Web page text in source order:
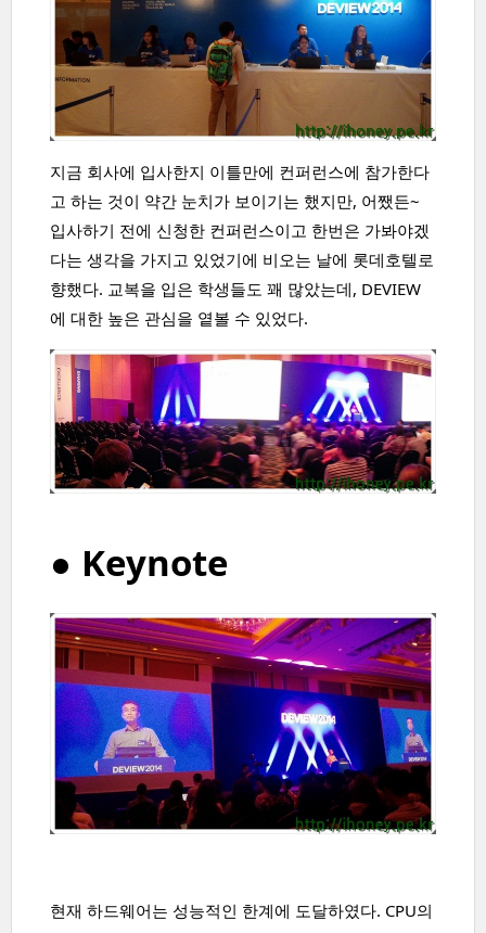
지금 회사에 입사한지 이틀만에 컨퍼런스에 참가한다
고 하는 것이 약간 눈치가 보이기는 했지만, 어쨌든~
입사하기 전에 신청한 컨퍼런스이고 한번은 가봐야겠
다는 생각을 가지고 있었기에 비오는 날에 롯데호텔로
향했다. 교복을 입은 학생들도 꽤 많았는데, DEVIEW
에 대한 높은 관심을 옅볼 수 있었다.
● Keynote
현재 하드웨어는 성능적인 한계에 도달하였다. CPU의